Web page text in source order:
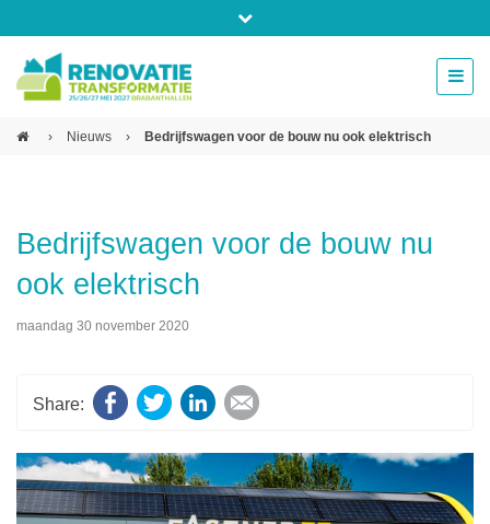
beurs@54events.nl
› Nieuws › Bedrijfswagen voor de bouw nu ook elektrisch
Bedrijfswagen voor de bouw nu
ook elektrisch
maandag 30 november 2020
Facebook
Twitter LinkedIn